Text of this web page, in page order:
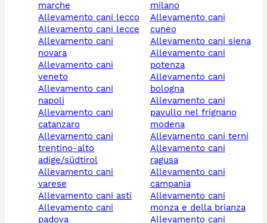
marche
allevamento cani lecco
allevamento cani lecce
allevamento cani
novara
allevamento cani
veneto
allevamento cani
napoli
allevamento cani
catanzaro
allevamento cani
trentino-alto
adige/südtirol
allevamento cani
varese
allevamento cani asti
allevamento cani
padova
milano
allevamento cani
cuneo
allevamento cani siena
allevamento cani
potenza
allevamento cani
bologna
allevamento cani
pavullo nel frignano
modena
allevamento cani terni
allevamento cani
ragusa
allevamento cani
campania
allevamento cani
monza e della brianza
allevamento cani